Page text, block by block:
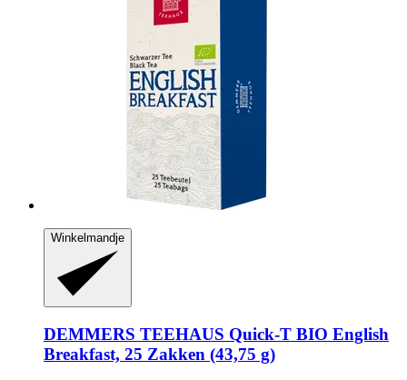
Winkelmandje
DEMMERS TEEHAUS Quick-​T BIO English
Breakfast, 25 Zakken (43,75 g)